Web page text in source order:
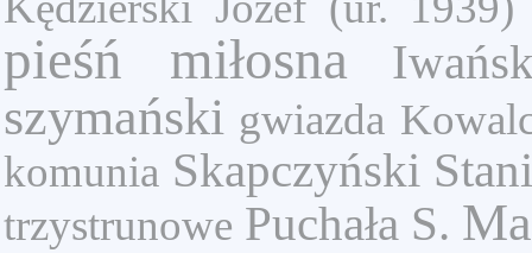
pieśń miłosna
szymański gwiazda
komunia Skapczyński
trzystrunowe Puchała S.